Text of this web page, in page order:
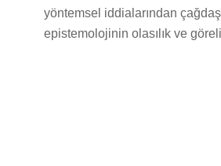
yöntemsel iddialarından çağdaş
epistemolojinin olasılık ve